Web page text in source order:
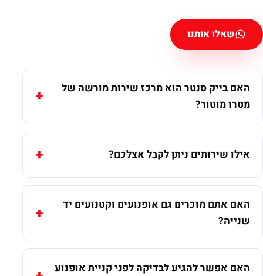
שאלו אותנו
האם בייק סנטר הוא מרכז שירות מורשה של
מטרו מוטור?
אילו שירותים ניתן לקבל אצלכם?
האם אתם מוכרים גם אופנועים וקטנועים יד
שנייה?
האם אפשר להגיע לבדיקה לפני קניית אופנוע